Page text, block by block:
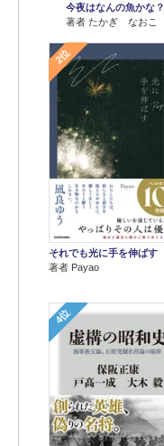
今夜はなんの魚かな？
著者 たかぎ なおこ
2位
それでも光に手を伸ばす
著者 Payao
4位